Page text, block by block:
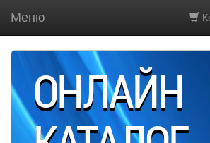
Меню
ОНЛАЙН